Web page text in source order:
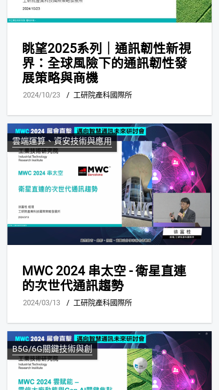
眺望2025系列｜通訊韌性新視
界：全球風險下的通訊韌性發
展策略與商機
2024/10/23 / 工研院產科國際所
雲端運算、資安技術與應用
MWC 2024 串太空 - 衛星直連
的次世代通訊趨勢
2024/03/13 / 工研院產科國際所
B5G/6G關鍵技術與創